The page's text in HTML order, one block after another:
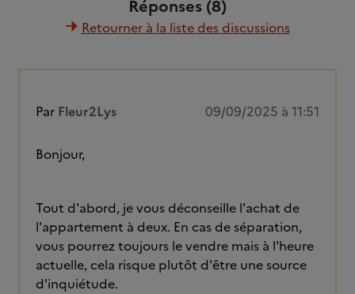
Réponses (8)
Retourner à la liste des discussions
Par Fleur2Lys 09/09/2025 à 11:51
Bonjour,
Tout d'abord, je vous déconseille l'achat de
l'appartement à deux. En cas de séparation,
vous pourrez toujours le vendre mais à l'heure
actuelle, cela risque plutôt d'être une source
d'inquiétude.